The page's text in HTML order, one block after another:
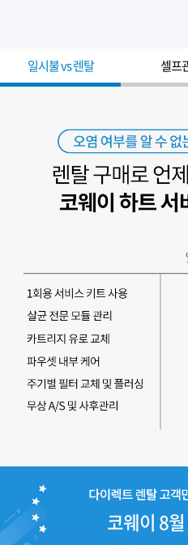
일시불 vs 렌탈 셀프
코웨이 8